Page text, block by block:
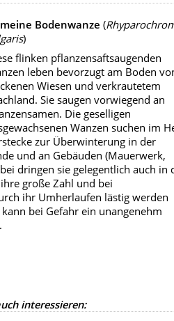
Bodenwanze (
)
flinken pflanzensaftsaugenden
leben bevorzugt am Boden
Wiesen und verkrautetem
Sie saugen vorwiegend an
Die geselligen
Wanzen suchen im
zur Überwinterung in der
und an Gebäuden (Mauerwerk,
dringen sie gelegentlich auch in
große Zahl und bei
ihr Umherlaufen lästig werden
bei Gefahr ein unangenehm
interessieren: